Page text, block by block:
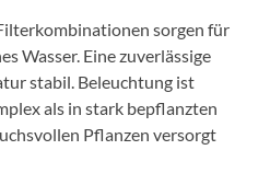
sorgen für
Wasser. Eine zuverlässige
stabil. Beleuchtung ist
als in stark bepflanzten
Pflanzen versorgt